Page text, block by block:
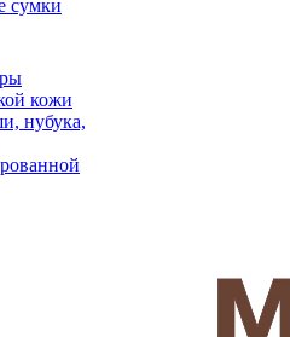
сумки
кожи
нубука,